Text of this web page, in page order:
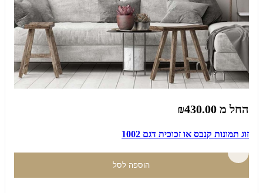
החל מ ₪430.00
זוג תמונות קנבס או זכוכית דגם 1002
הוספה לסל